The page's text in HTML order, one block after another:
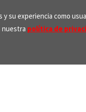
su experiencia como
nuestra política de